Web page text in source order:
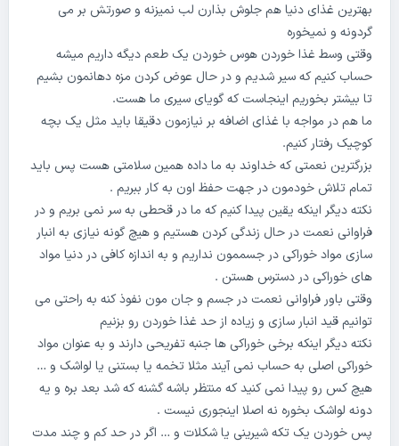
بهترین غذای دنیا هم جلوش بذارن لب نمیزنه و صورتش بر می
گردونه و نمیخوره
وقتی وسط غذا خوردن هوس خوردن یک طعم دیگه داریم میشه
حساب کنیم که سیر شدیم و در حال عوض کردن مزه دهانمون بشیم
تا بیشتر بخوریم اینجاست که گویای سیری ما هست.
ما هم در مواجه با غذای اضافه بر نیازمون دقیقا باید مثل یک بچه
کوچیک رفتار کنیم.
بزرگترین نعمتی که خداوند به ما داده همین سلامتی هست پس باید
تمام تلاش خودمون در جهت حفظ اون به کار ببریم .
نکته دیگر اینکه یقین پیدا کنیم که ما در قحطی به سر نمی بریم و در
فراوانی نعمت در حال زندگی کردن هستیم و هیچ گونه نیازی به انبار
سازی مواد خوراکی در جسممون نداریم و به اندازه کافی در دنیا مواد
های خوراکی در دسترس هستن .
وقتی باور فراوانی نعمت در جسم و جان مون نفوذ کنه به راحتی می
توانیم قید انبار سازی و زیاده از حد غذا خوردن رو بزنیم
نکته دیگر اینکه برخی خوراکی ها جنبه تفریحی دارند و به عنوان مواد
خوراکی اصلی به حساب نمی آیند مثلا تخمه یا بستنی یا لواشک و …
هیچ کس رو پیدا نمی کنید که منتظر باشه گشنه که شد بعد بره و یه
دونه لواشک بخوره نه اصلا اینجوری نیست .
پس خوردن یک تکه شیرینی یا شکلات و … اگر در حد کم و چند مدت